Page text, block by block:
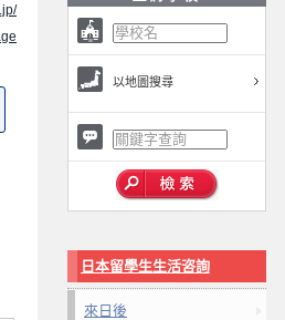
以地圖搜尋
日本留學生生活咨詢
來日後